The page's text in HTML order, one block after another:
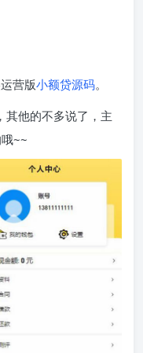
营版小额贷源码。
其他的不多说了，主
~~